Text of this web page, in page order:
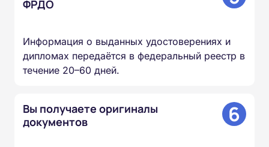
ФРДО
Информация о выданных удостоверениях и
дипломах передаётся в федеральный реестр в
течение 20–60 дней.
Вы получаете оригиналы
документов
6